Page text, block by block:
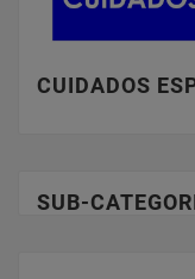
CUIDADOS
SUB-